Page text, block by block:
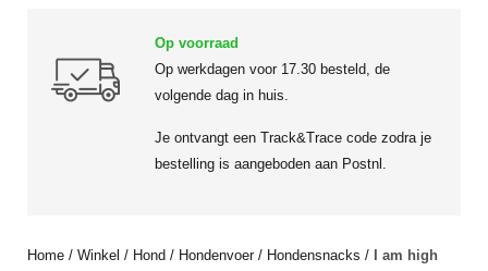
Op voorraad
Op werkdagen voor 17.30 besteld, de
volgende dag in huis.
Je ontvangt een Track&Trace code zodra je
bestelling is aangeboden aan Postnl.
Home / Winkel / Hond / Hondenvoer/ Hondensnacks /
I am high